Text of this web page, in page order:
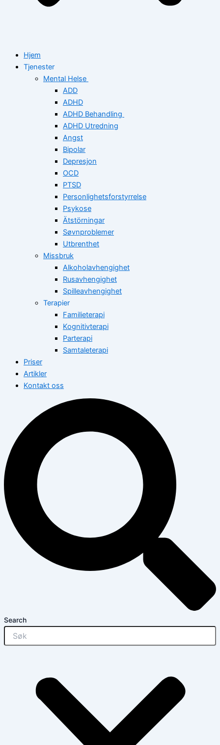
Hjem
Tjenester
Mental Helse
ADD
ADHD
ADHD Behandling
ADHD Utredning
Angst
Bipolar
Depresjon
OCD
PTSD
Personlighetsforstyrrelse
Psykose
Ätstörningar
Søvnproblemer
Utbrenthet
Missbruk
Alkoholavhengighet
Rusavhengighet
Spilleavhengighet
Terapier
Familieterapi
Kognitivterapi
Parterapi
Samtaleterapi
Priser
Artikler
Kontakt oss
Search